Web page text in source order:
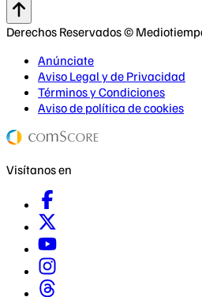
Derechos Reservados ©
Anúnciate
Aviso Legal y de Privacidad
Términos y Condiciones
Aviso de política de cookies
Visítanos en